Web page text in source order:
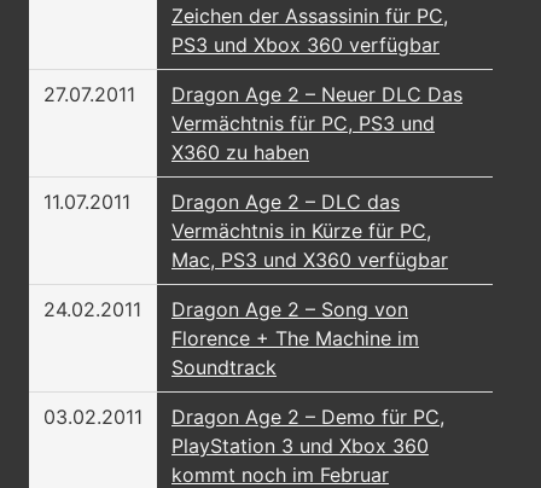
Zeichen der Assassinin für PC,
PS3 und Xbox 360 verfügbar
27.07.2011
Dragon Age 2 – Neuer DLC Das
Vermächtnis für PC, PS3 und
X360 zu haben
11.07.2011
Dragon Age 2 – DLC das
Vermächtnis in Kürze für PC,
Mac, PS3 und X360 verfügbar
24.02.2011
Dragon Age 2 – Song von
Florence + The Machine im
Soundtrack
03.02.2011
Dragon Age 2 – Demo für PC,
PlayStation 3 und Xbox 360
kommt noch im Februar